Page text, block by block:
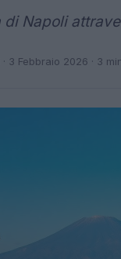
Napoli
· 3 Febbraio 2026 · 3